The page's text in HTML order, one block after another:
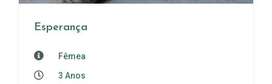
Esperança
Fêmea
3 Anos